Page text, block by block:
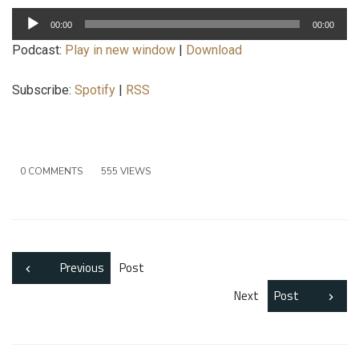
Lecteur
audio
00:00 00:00
Podcast: Play in new window | Download
Subscribe: Spotify RSS
0 COMMENTS 555 VIEWS
Previous
Post
Next
Post